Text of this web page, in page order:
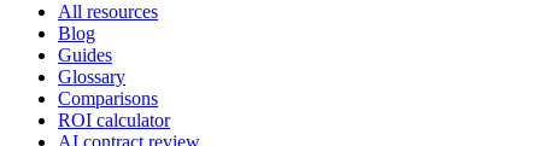
All resources
Blog
Guides
Glossary
Comparisons
ROI calculator
AI contract review